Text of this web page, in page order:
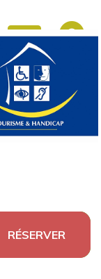
RÉSERVER